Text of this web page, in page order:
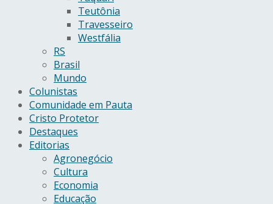
Teutônia
Travesseiro
Westfália
RS
Brasil
Mundo
Colunistas
Comunidade em Pauta
Cristo Protetor
Destaques
Editorias
Agronegócio
Cultura
Economia
Educação